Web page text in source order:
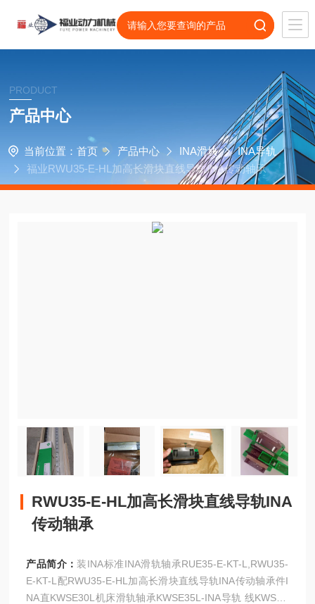
PRODUCT
产品中心
当前位置： 首页 产品中心 INA滑块
INA导轨
福业RWU35-E-HL加高长滑块直线导轨INA传动轴承
RWU35-E-HL加高长滑块直线导轨INA
传动轴承
产品简介： 装INA标准INA滑轨轴承RUE35-E-KT-L,RWU35-
E-KT-L配RWU35-E-HL加高长滑块直线导轨INA传动轴承件I
NA直KWSE30L机床滑轨轴承KWSE35L-INA导轨 线KWSE3